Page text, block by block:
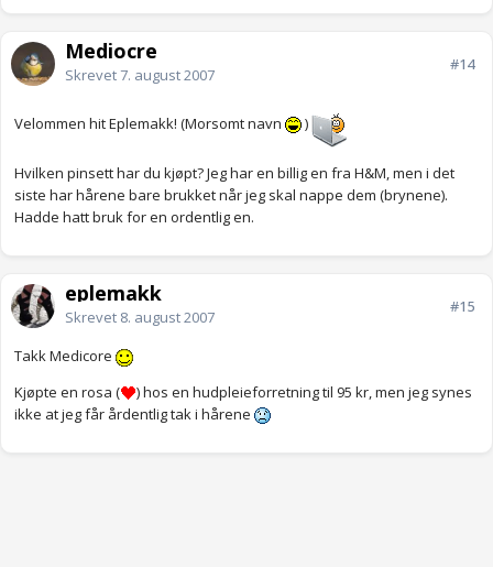
Mediocre
Skrevet7. august 2007
#14
Velommen hit Eplemakk! (Morsomt navn )
Hvilken pinsett har du kjøpt? Jeg har en billig en fra H&M, men i det
siste har hårene bare brukket når jeg skal nappe dem (brynene).
Hadde hatt bruk for en ordentlig en.
eplemakk
Skrevet 8. august 2007
#15
Takk Medicore
Kjøpte en rosa (
) hos en hudpleieforretning til 95 kr, men jeg synes
ikke at jeg får årdentlig tak i hårene